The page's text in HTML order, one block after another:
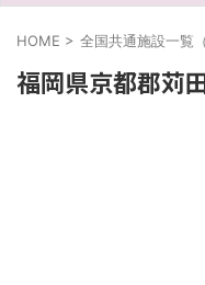
HOME > 全国共通施設一覧
福岡県京都郡苅